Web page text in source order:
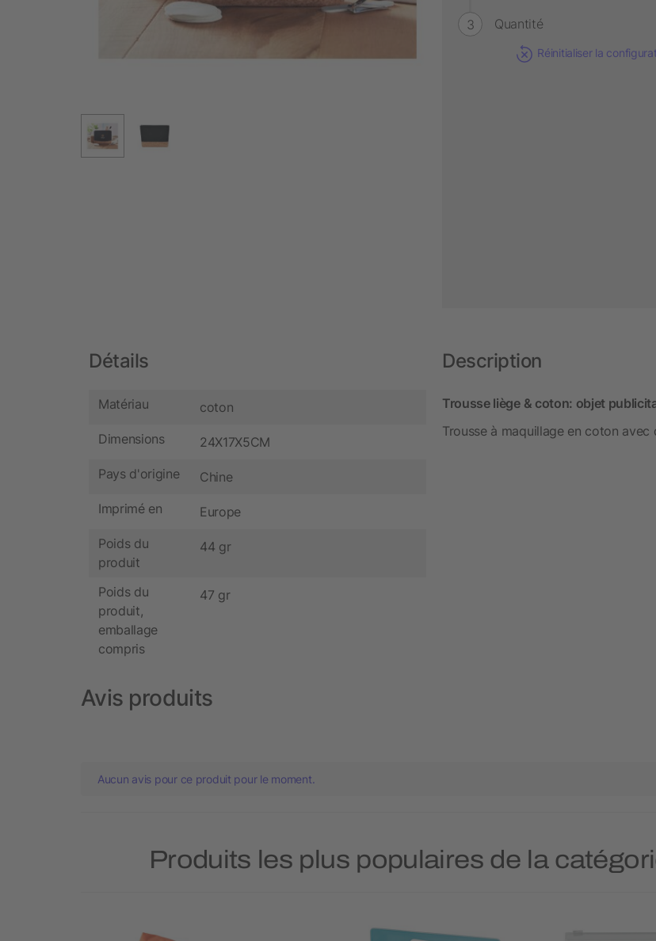
Quantité
Réinitialiser la
Détails
Matériau coton
Dimensions 24X17X5CM
Pays d'origine Chine
Imprimé en Europe
Poids du
produit
44 gr
Poids du
produit,
emballage
compris
47 gr
Description
Trousse liège & coton: objet
Trousse à maquillage en coton
Avis produits
Aucun avis pour ce produit pour le moment.
Produits les plus populaires de la